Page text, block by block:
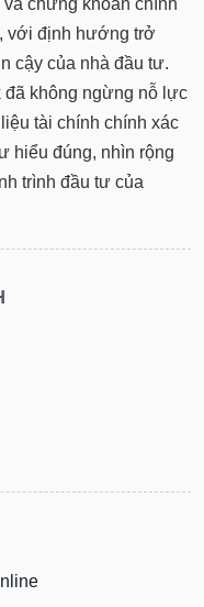
với định hướng trở
cậy của nhà đầu tư.
đã không ngừng nỗ lực
tài chính chính xác
hiểu đúng, nhìn rộng
trình đầu tư của